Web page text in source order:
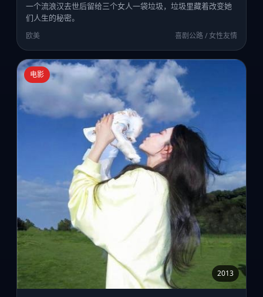
一个流浪汉去世后留给三个女人一袋垃圾，垃圾里藏着改变她
们人生的秘密。
欧美 喜剧公路 / 女性友情
电影
2013